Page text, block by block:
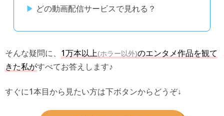
どの動画配信サービスで見れる？
そんな疑問に、 1万本以上(ホラー以外)のエンタメ作品を観て
きた私がすべてお答えします♪
すぐに1本目から見たい方は下ボタンからどうぞ↓